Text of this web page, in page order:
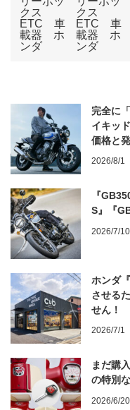
完全に
イキッ
価格と
2026/8/1
『
S』『
2026/7/10
ホンダ
させる
せん！
2026/7/1
まだ購
の特別
2026/6/20